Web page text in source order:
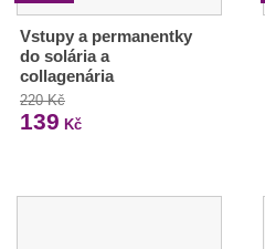
Vstupy a permanentky
do solária a
collagenária
220 Kč
139 Kč